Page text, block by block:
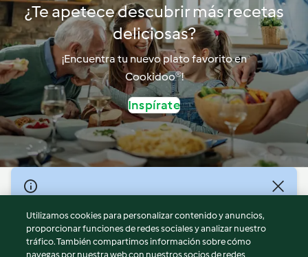
¿Te apetece descubrir más recetas
deliciosas?
¡Encuentra tu nuevo plato favorito en
Cookidoo®!
Inspírate
© Copyright 2026
Términos de uso
Política de privacidad
Aviso legal
Utilizamos cookies para personalizar contenido y anuncios,
proporcionar funciones de redes sociales y analizar nuestro
tráfico. También compartimos información sobre cómo
navegas por nuestra web con nuestros socios de redes